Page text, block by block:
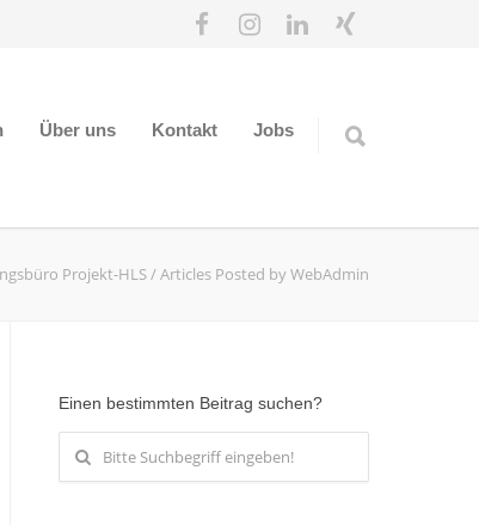
Über uns Kontakt Jobs
Projekt-HLS/Articles Posted by WebAdmin
Einen bestimmten Beitrag suchen?